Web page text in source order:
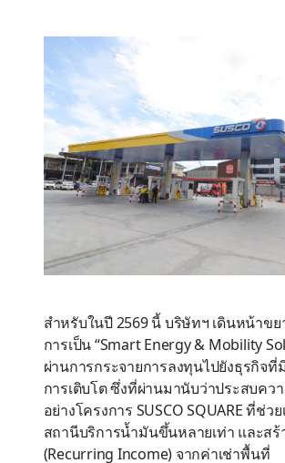
สำหรับในปี 2569 นี้ บริษัทฯ เดินหน้าข
การเป็น “Smart Energy & Mobility
ผ่านการกระจายการลงทุนไปยังธุรกิจ
การเติบโต ซึ่งที่ผ่านมานับว่าประสบคว
อย่างโครงการ SUSCO SQUARE ที่ช่ว
สถานีบริการน้ำมันขึ้นหลายเท่า และสร้
(Recurring Income) จากค่าเช่าพื้นที่